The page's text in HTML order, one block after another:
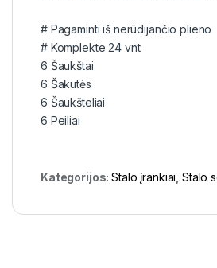
# Pagaminti iš nerūdijančio plieno
# Komplekte 24 vnt:
6 Šaukštai
6 Šakutės
6 Šaukšteliai
6 Peiliai
Kategorijos:Stalo įrankiai, Stalo